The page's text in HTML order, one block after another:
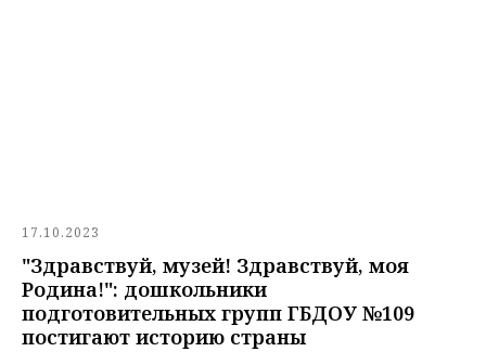
17.10.2023
"Здравствуй, музей! Здравствуй, моя
Родина!": дошкольники
подготовительных групп ГБДОУ №109
постигают историю страны